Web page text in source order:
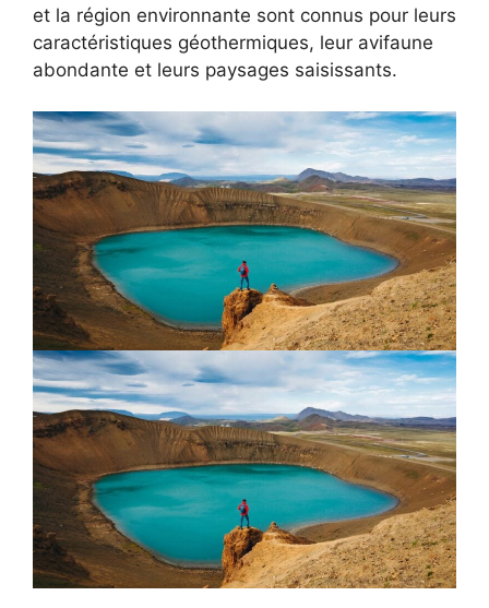
et la région environnante sont connus pour leurs
caractéristiques géothermiques, leur avifaune
abondante et leurs paysages saisissants.